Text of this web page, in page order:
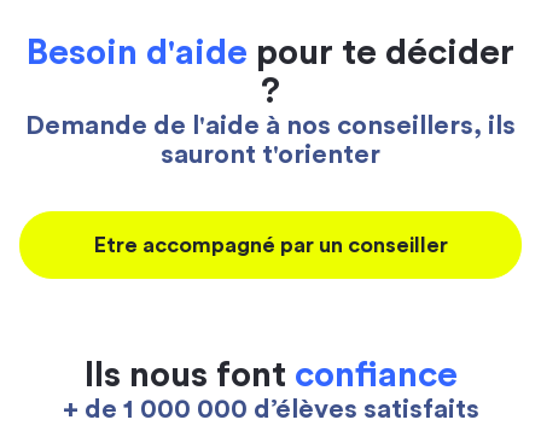
Besoin d'aide pour te décider
?
Demande de l'aide à nos conseillers, ils
sauront t'orienter
Etre accompagné par un conseiller
Ils nous font confiance
+ de 1 000 000 d’élèves satisfaits